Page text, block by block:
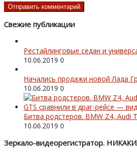
Свежие публикации
Рестайлинговые седан и
10.06.2019 0
Начались продажи новой Лада
10.06.2019 0
Битва родстеров. BMW Z4, Audi
10.06.2019 0
Зеркало-видеорегистратор.